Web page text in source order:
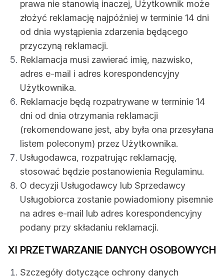
prawa nie stanowią inaczej, Użytkownik może
złożyć reklamację najpóźniej w terminie 14 dni
od dnia wystąpienia zdarzenia będącego
przyczyną reklamacji.
Reklamacja musi zawierać imię, nazwisko,
adres e-mail i adres korespondencyjny
Użytkownika.
Reklamacje będą rozpatrywane w terminie 14
dni od dnia otrzymania reklamacji
(rekomendowane jest, aby była ona przesyłana
listem poleconym) przez Użytkownika.
Usługodawca, rozpatrując reklamację,
stosować będzie postanowienia Regulaminu.
O decyzji Usługodawcy lub Sprzedawcy
Usługobiorca zostanie powiadomiony pisemnie
na adres e-mail lub adres korespondencyjny
podany przy składaniu reklamacji.
XI PRZETWARZANIE DANYCH OSOBOWYCH
Szczegóły dotyczące ochrony danych